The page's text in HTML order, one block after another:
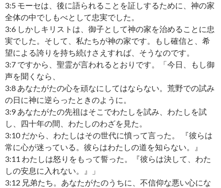
3:5 モーセは、後に語られることを証しするために、神の家
全体の中でしもべとして忠実でした。
3:6 しかしキリストは、御子として神の家を治めることに忠
実でした。そして、私たちが神の家です。もし確信と、希
望による誇りを持ち続けさえすれば、そうなのです。
3:7 ですから、聖霊が言われるとおりです。「今日、もし御
声を聞くなら、
3:8 あなたがたの心を頑なにしてはならない。荒野での試み
の日に神に逆らったときのように。
3:9 あなたがたの先祖はそこでわたしを試み、わたしを試
し、四十年の間、わたしのわざを見た。
3:10 だから、わたしはその世代に憤って言った。 『彼らは
常に心が迷っている。彼らはわたしの道を知らない。』
3:11 わたしは怒りをもって誓った。『彼らは決して、わた
しの安息に入れない。』」
3:12 兄弟たち。あなたがたのうちに、不信仰な悪い心にな